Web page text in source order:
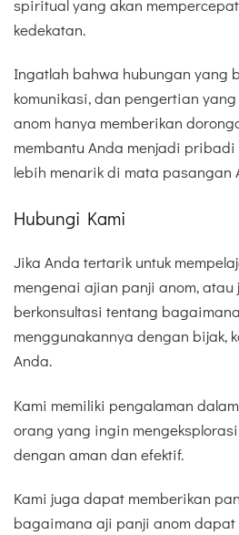
spiritual yang akan
kedekatan.
Ingatlah bahwa hubungan yang
komunikasi, dan pengertian
anom hanya memberikan
membantu Anda menjadi
lebih menarik di mata pasangan
Hubungi Kami
Jika Anda tertarik untuk
mengenai ajian panji anom,
berkonsultasi tentang
menggunakannya dengan bijak,
Anda.
Kami memiliki pengalaman
orang yang ingin
dengan aman dan efektif.
Kami juga dapat memberikan
bagaimana aji panji anom